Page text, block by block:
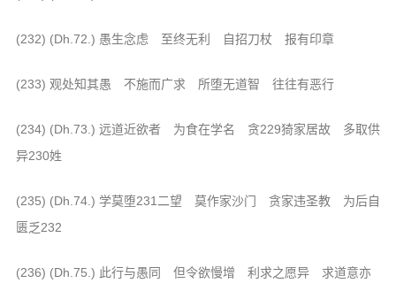
(232) (Dh.72.) 愚生念虑 至终无利 自招刀杖 报有印章
(233) 观处知其愚 不施而广求 所堕无道智 往往有恶行
(234) (Dh.73.) 远道近欲者 为食在学名 贪229猗家居故 多取供
异230姓
(235) (Dh.74.) 学莫堕231二望 莫作家沙门 贪家违圣教 为后自
匮乏232
(236) (Dh.75.) 此行与愚同 但令欲慢增 利求之愿异 求道意亦